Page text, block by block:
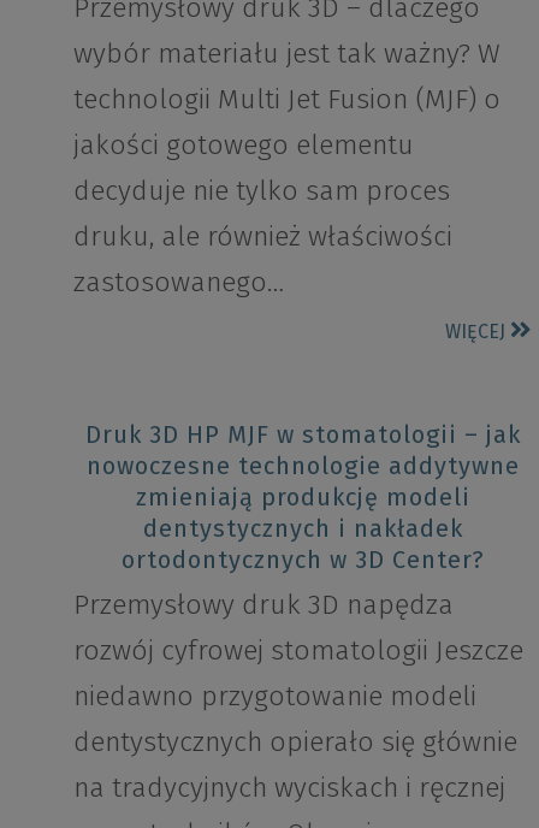
Przemysłowy druk 3D – dlaczego
wybór materiału jest tak ważny? W
technologii Multi Jet Fusion (MJF) o
jakości gotowego elementu
decyduje nie tylko sam proces
druku, ale również właściwości
zastosowanego…
WIĘCEJ
Druk 3D HP MJF w stomatologii – jak
nowoczesne technologie addytywne
zmieniają produkcję modeli
dentystycznych i nakładek
ortodontycznych w 3D Center?
Przemysłowy druk 3D napędza
rozwój cyfrowej stomatologii Jeszcze
niedawno przygotowanie modeli
dentystycznych opierało się głównie
na tradycyjnych wyciskach i ręcznej